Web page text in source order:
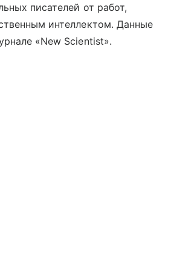
писателей от работ,
интеллектом. Данные
«New Scientist».